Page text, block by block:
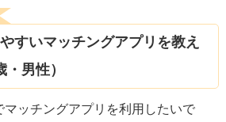
すいマッチングアプリを教え
男性）
マッチングアプリを利用したいで